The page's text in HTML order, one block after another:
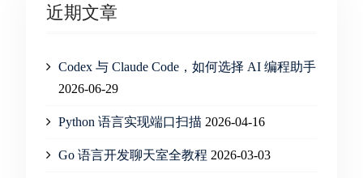
近期文章
Codex 与 Claude Code，如何选择 AI 编程助手
2026-06-29
Python 语言实现端口扫描 2026-04-16
Go 语言开发聊天室全教程 2026-03-03